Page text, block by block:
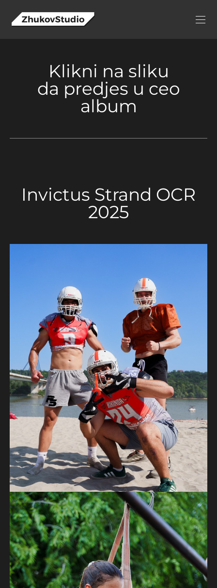
Klikni na sliku
da predjes u ceo
album
Invictus Strand OCR
2025